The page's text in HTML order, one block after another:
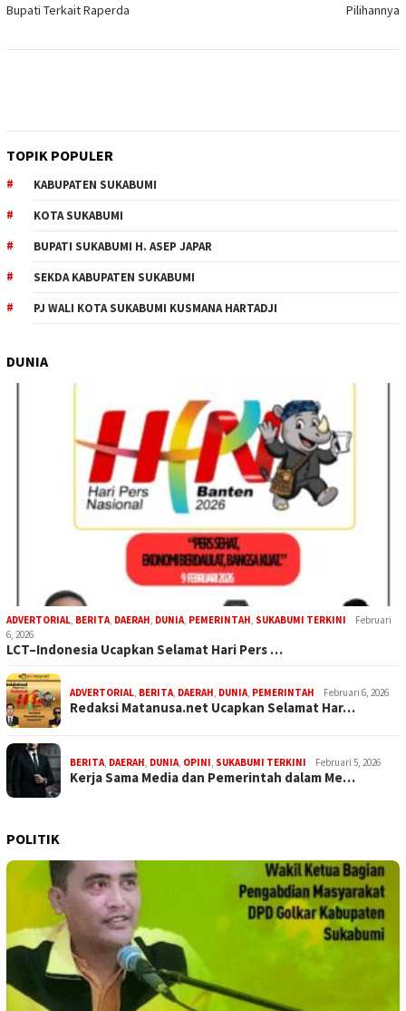
Bupati Terkait Raperda Pilihannya
TOPIK POPULER
KABUPATEN SUKABUMI
KOTA SUKABUMI
BUPATI SUKABUMI H. ASEP JAPAR
SEKDA KABUPATEN SUKABUMI
PJ WALI KOTA SUKABUMI KUSMANA HARTADJI
DUNIA
ADVERTORIAL, BERITA, DAERAH, DUNIA, PEMERINTAH, SUKABUMI TERKINI
Februari
6, 2026
LCT–Indonesia Ucapkan Selamat Hari Pers …
ADVERTORIAL, BERITA, DAERAH, DUNIA, PEMERINTAH Februari 6, 2026
Redaksi Matanusa.net Ucapkan Selamat Har…
BERITA, DAERAH, DUNIA, OPINI, SUKABUMI TERKINI Februari 5, 2026
Kerja Sama Media dan Pemerintah dalam Me…
POLITIK